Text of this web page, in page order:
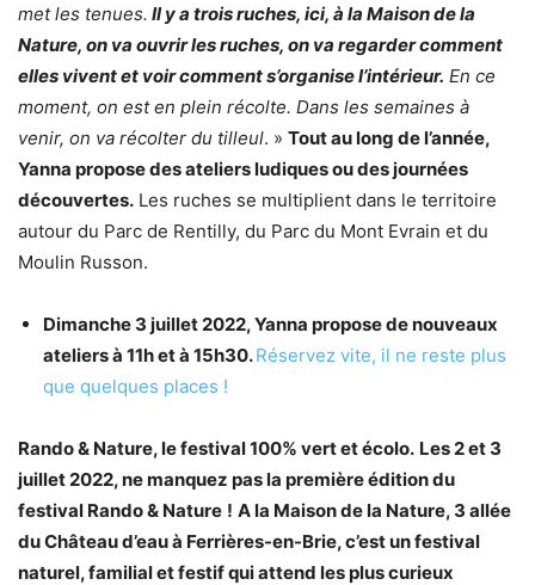
met les tenues. Il y a trois ruches, ici, à la Maison de la
Nature, on va ouvrir les ruches, on va regarder comment
elles vivent et voir comment s’organise l’intérieur. En ce
moment, on est en plein récolte. Dans les semaines à
venir, on va récolter du tilleul. » Tout au long de l’année,
Yanna propose des ateliers ludiques ou des journées
découvertes. Les ruches se multiplient dans le territoire
autour du Parc de Rentilly, du Parc du Mont Evrain et du
Moulin Russon.
Dimanche 3 juillet 2022, Yanna propose de nouveaux
ateliers à 11h et à 15h30.Réservez vite, il ne reste plus
que quelques places !
Rando & Nature, le festival 100% vert et écolo. Les 2 et 3
juillet 2022, ne manquez pas la première édition du
festival Rando & Nature ! A la Maison de la Nature, 3 allée
du Château d’eau à Ferrières-en-Brie, c’est un festival
naturel, familial et festif qui attend les plus curieux